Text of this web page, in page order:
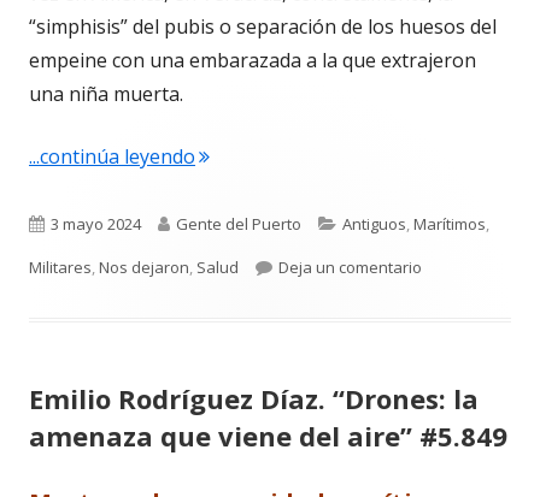
“simphisis” del pubis o separación de los huesos del
empeine con una embarazada a la que extrajeron
una niña muerta.
...continúa leyendo"Francisco de Paula Hernández.
Publicado
el
3 mayo 2024 Autor
Gente del Puerto Categorías
Antiguos,Marítimos,
Militares,Nos dejaron, Salud Deja un comentario
Emilio Rodríguez Díaz. “Drones: la
amenaza que viene del aire” #5.849